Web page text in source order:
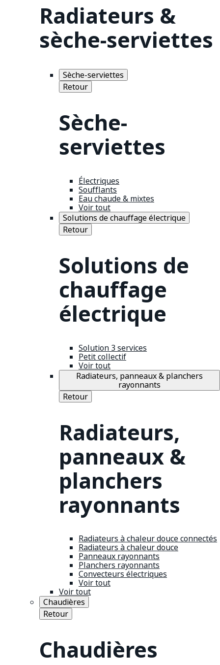
Radiateurs &
sèche-serviettes
Sèche-serviettes
Retour
Sèche-
serviettes
Électriques
Soufflants
Eau chaude & mixtes
Voir tout
Solutions de chauffage électrique
Retour
Solutions de
chauffage
électrique
Solution 3 services
Petit collectif
Voir tout
Radiateurs, panneaux & planchers
rayonnants
Retour
Radiateurs,
panneaux &
planchers
rayonnants
Radiateurs à chaleur douce connectés
Radiateurs à chaleur douce
Panneaux rayonnants
Planchers rayonnants
Convecteurs électriques
Voir tout
Voir tout
Chaudières
Retour
Chaudières